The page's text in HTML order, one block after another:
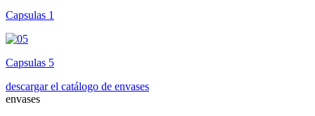
Capsulas 1
Capsulas 5
descargar el catálogo de envases
envases